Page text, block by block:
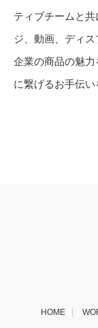
ティブチームと
ジ、動画、ディス
企業の商品の魅
に繋げるお手伝い
HOME